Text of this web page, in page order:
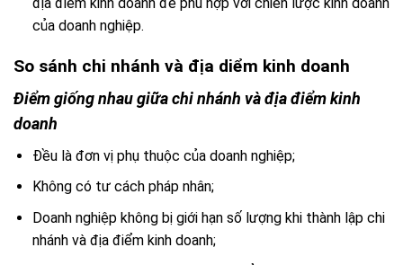
của doanh nghiệp.
So sánh chi nhánh và địa diểm kinh doanh
Điểm giống nhau giữa chi nhánh và địa điểm kinh
doanh
Đều là đơn vị phụ thuộc của doanh nghiệp;
Không có tư cách pháp nhân;
Doanh nghiệp không bị giới hạn số lượng khi thành lập chi
nhánh và địa điểm kinh doanh;